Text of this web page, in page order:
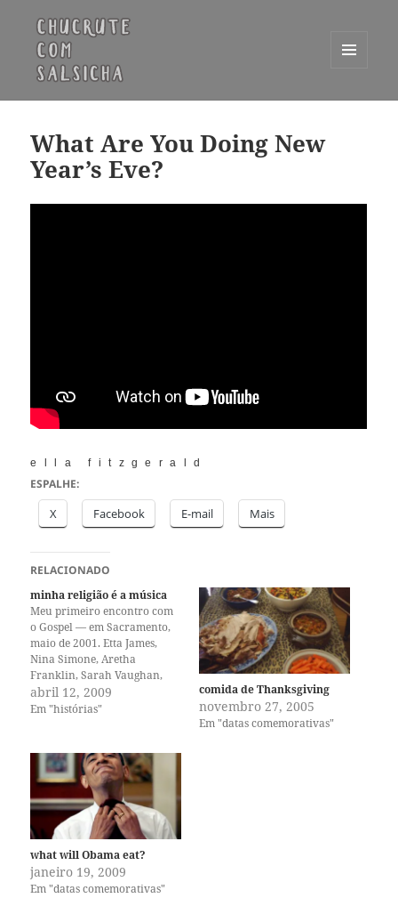
WIDGETS
What Are You Doing New
Year’s Eve?
ella fitzgerald
ESPALHE:
X Facebook E-mail Mais
RELACIONADO
minha religião é a música
Meu primeiro encontro com
o Gospel — em Sacramento,
maio de 2001. Etta James,
Nina Simone, Aretha
Franklin, Sarah Vaughan,
Morgana King, Billie Holiday,
Mahalia Jackson, Ella
Dinah Washington, Carmem
Macrae, Ma Rainey, Bessie
Smith, Whitney Houston,
Tina Turner, Gladys Knight,
Diana Ross,…
abril 12, 2009
Em "histórias"
comida de Thanksgiving
novembro 27, 2005
Em "datas comemorativas"
what will Obama eat?
janeiro 19, 2009
Em "datas comemorativas"